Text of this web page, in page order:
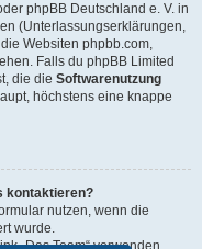
phpBB Deutschland e. V. in
(Unterlassungserklärungen,
Websiten phpbb.com,
Falls du phpBB Limited
die die Softwarenutzung
höchstens eine knappe
kontaktieren?
nutzen, wenn die
wurde.
„Das Team“ verwenden.